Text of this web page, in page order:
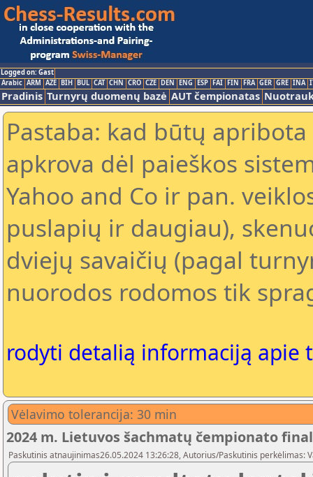
Logged on: Gast
Arabic ARM AZE BIH BUL CAT CHN CRO CZE DEN ENG ESP FAI FIN FRA GER GRE INA
Pradinis Turnyrų duomenų bazė AUT čempionatas
Pastaba: kad būtų
apkrova dėl paieškos
Yahoo and Co ir pan.
puslapių ir daugiau),
dviejų savaičių (pagal
nuorodos rodomos tik
rodyti detalią informaciją apie
Vėlavimo tolerancija: 30 min
2024 m. Lietuvos šachmatų čempionato
Paskutinis atnaujinimas26.05.2024 13:26:28, Autorius/Paskutinis perkėlimas: